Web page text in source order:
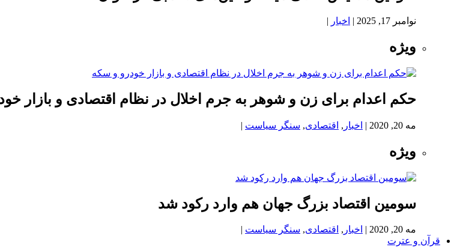
نوامبر 17, 2025 | اخبار |
ویژه
حکم اعدام برای زن و شوهر به جرم اخلال در نظام اقتصادی و بازار
مه 20, 2020 | اخبار , اقتصادی, سنگر سیاست |
ویژه
سومین اقتصاد بزرگ جهان هم وارد رکود شد
مه 20, 2020 | اخبار , اقتصادی, سنگر سیاست |
قرآن و عترت